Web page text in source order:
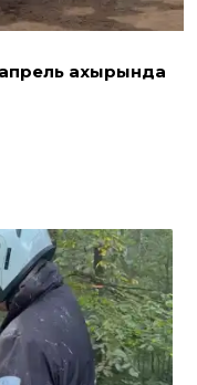
апрель ахырында